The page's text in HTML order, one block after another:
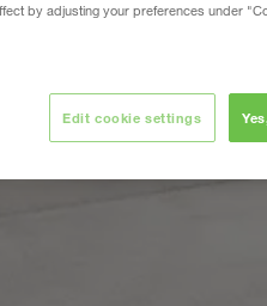
by adjusting your preferences under
Edit cookie settings